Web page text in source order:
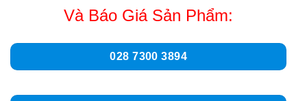
Và Báo Giá Sản Phẩm:
028 7300 3894